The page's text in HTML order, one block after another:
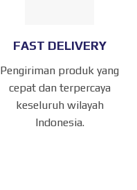
FAST DELIVERY
Pengiriman produk yang
cepat dan terpercaya
keseluruh wilayah
Indonesia.